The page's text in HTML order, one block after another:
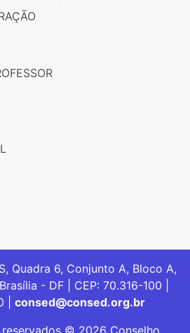
Quadra 6, Conjunto A, Bloco A,
- DF | CEP: 70.316-100 |
| consed@consed.org.br
© 2026 Conselho